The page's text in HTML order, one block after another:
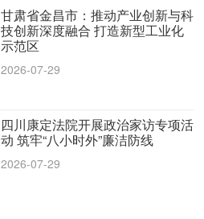
甘肃省金昌市：推动产业创新与科
技创新深度融合 打造新型工业化
示范区
2026-07-29
四川康定法院开展政治家访专项活
动 筑牢“八小时外”廉洁防线
2026-07-29